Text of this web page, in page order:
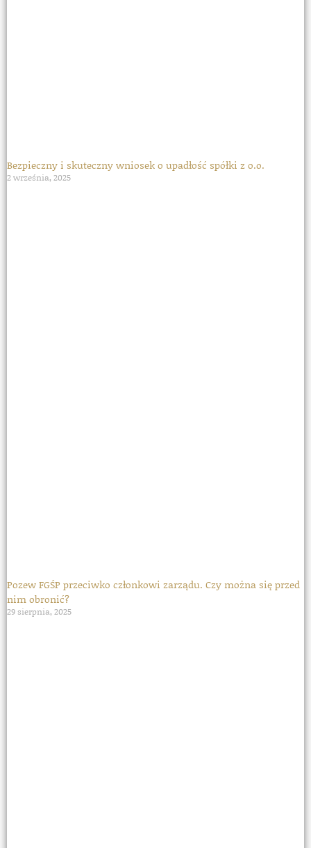
Bezpieczny i skuteczny wniosek o upadłość spółki z o.o.
2 września, 2025
Pozew FGŚP przeciwko członkowi zarządu. Czy można się przed
nim obronić?
29 sierpnia, 2025